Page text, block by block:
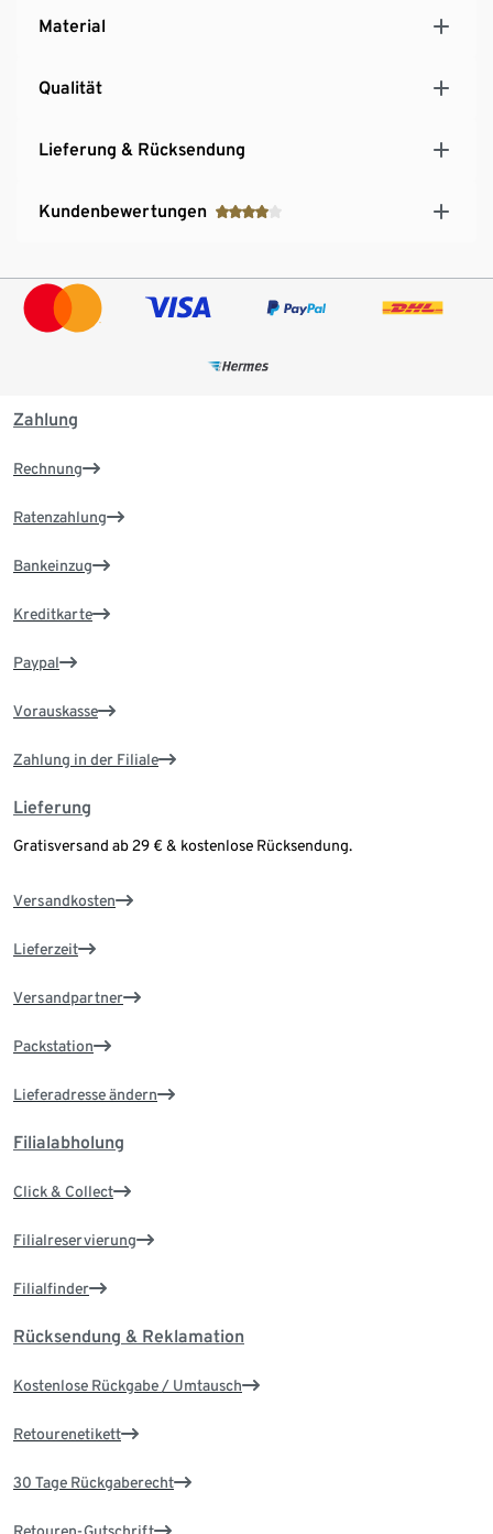
Material
Qualität
Lieferung & Rücksendung
Kundenbewertungen
Zahlung
Rechnung
Ratenzahlung
Bankeinzug
Kreditkarte
Paypal
Vorauskasse
Zahlung in der Filiale
Lieferung
Gratisversand ab 29 € & kostenlose Rücksendung.
Versandkosten
Lieferzeit
Versandpartner
Packstation
Lieferadresse ändern
Filialabholung
Click & Collect
Filialreservierung
Filialfinder
Rücksendung & Reklamation
Kostenlose Rückgabe / Umtausch
Retourenetikett
30 Tage Rückgaberecht